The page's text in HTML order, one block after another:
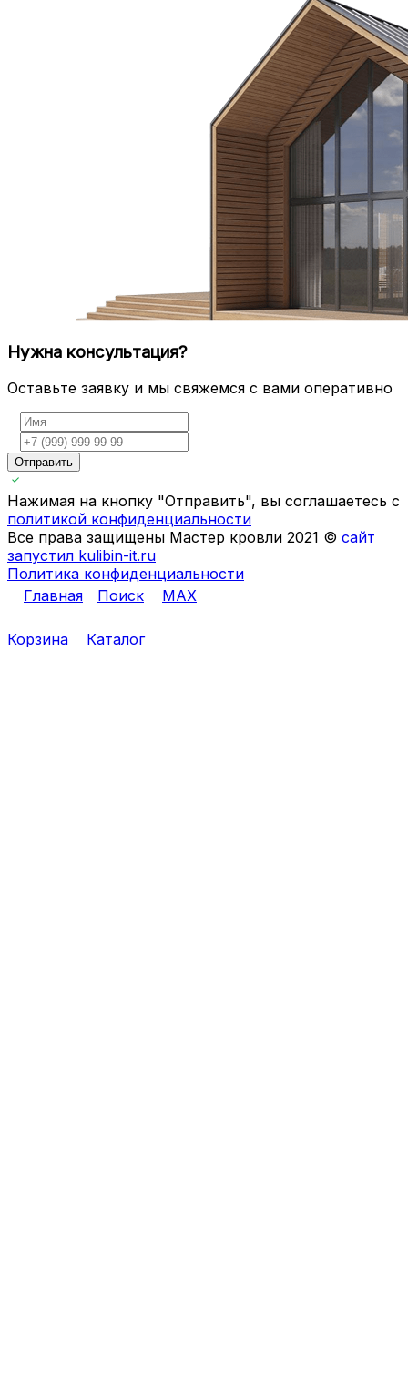
Нужна консультация?
Оставьте заявку и мы свяжемся с вами оперативно
Отправить
Нажимая на кнопку "Отправить", вы соглашаетесь с
политикой конфиденциальности
Все права защищены Мастер кровли 2021 © сайт
запустил kulibin-it.ru
Политика конфиденциальности
Главная
Поиск MAX
Корзина Каталог